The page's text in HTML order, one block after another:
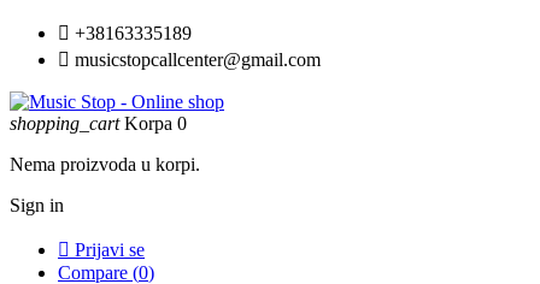
 +38163335189
 musicstopcallcenter@gmail.com
shopping_cart Korpa 0
Nema proizvoda u korpi.
Sign in
 Prijavi se
Compare (0)